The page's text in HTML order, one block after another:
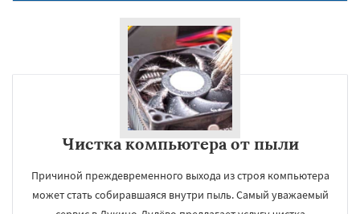
Чистка компьютера от пыли
Причиной преждевременного выхода из строя компьютера
может стать собиравшаяся внутри пыль. Самый уважаемый